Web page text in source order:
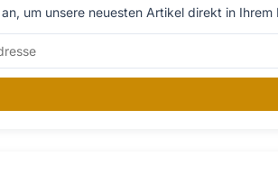
um unsere neuesten Artikel direkt in